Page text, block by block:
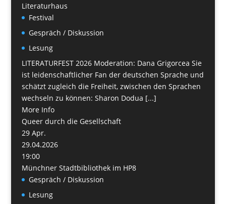
Literaturhaus
Festival
Gespräch / Diskussion
Lesung
LITERATURFEST 2026 Moderation: Dana Grigorcea Sie
ist leidenschaftlicher Fan der deutschen Sprache und
schätzt zugleich die Freiheit, zwischen den Sprachen
wechseln zu können: Sharon Dodua [...]
More Info
Queer durch die Gesellschaft
29 Apr.
29.04.2026
19:00
Münchner Stadtbibliothek im HP8
Gespräch / Diskussion
Lesung